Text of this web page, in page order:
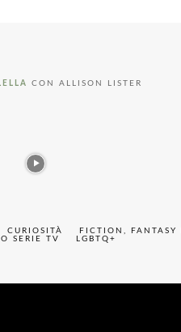
CON ALLISON LISTER
CURIOSITÀ FICTION, FANTASY
SERIE TV
LGBTQ+